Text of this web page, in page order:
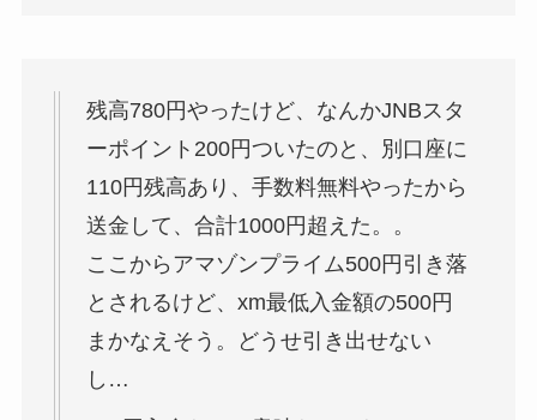
残高780円やったけど、なんかJNBスタ
ーポイント200円ついたのと、別口座に
110円残高あり、手数料無料やったから
送金して、合計1000円超えた。。
ここからアマゾンプライム500円引き落
とされるけど、xm最低入金額の500円
まかなえそう。どうせ引き出せない
し…